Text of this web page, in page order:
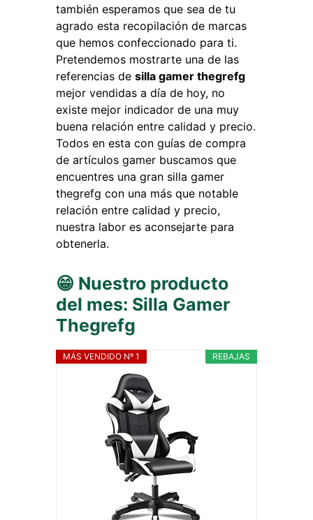
también esperamos que sea de tu
agrado esta recopilación de marcas
que hemos confeccionado para ti.
Pretendemos mostrarte una de las
referencias de silla gamer thegrefg
mejor vendidas a día de hoy, no
existe mejor indicador de una muy
buena relación entre calidad y precio.
Todos en esta con guías de compra
de artículos gamer buscamos que
encuentres una gran silla gamer
thegrefg con una más que notable
relación entre calidad y precio,
nuestra labor es aconsejarte para
obtenerla.
😁 Nuestro producto
del mes: Silla Gamer
Thegrefg
REBAJAS
MÁS VENDIDO Nº 1